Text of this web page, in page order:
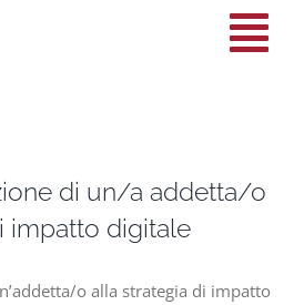
di un/a addetta/o
impatto digitale
o alla strategia di impatto